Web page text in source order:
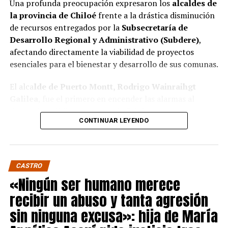
Una profunda preocupación expresaron los alcaldes de
la provincia de Chiloéfrente a la drástica disminución
de recursos entregados por la Subsecretaría de
Desarrollo Regional y Administrativo (Subdere),
afectando directamente la viabilidad de proyectos
esenciales para el bienestar y desarrollo de sus comunas.
El alca lde de Puerto Montt, Rodrigo Wainraihgt
denunciar públicamente que la Subdere no cuenta con
fondos para financiar iniciativas del Programa de
Mejoramiento de Barrios (PMB), a pesar de que muchas
ya estaban declaradas elegibles.
historia, la Subdere no tiene recursos para estos
programas fundamentales”, afirmó el edil de la capital
regional de Los Lagos.
Sus pares de Chiloé respaldaron sus declaraciones,
CONTINUAR LEYENDO
CASTRO
«Ningún ser humano merece
recibir un abuso y tanta agresión
sin ninguna excusa»: hija de María